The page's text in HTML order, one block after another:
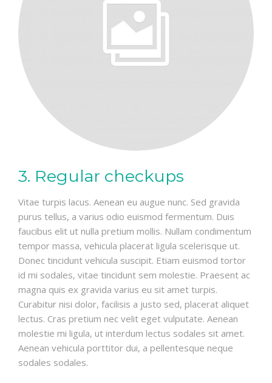
3. Regular checkups
Vitae turpis lacus. Aenean eu augue nunc. Sed gravida
purus tellus, a varius odio euismod fermentum. Duis
faucibus elit ut nulla pretium mollis. Nullam condimentum
tempor massa, vehicula placerat ligula scelerisque ut.
Donec tincidunt vehicula suscipit. Etiam euismod tortor
id mi sodales, vitae tincidunt sem molestie. Praesent ac
magna quis ex gravida varius eu sit amet turpis.
Curabitur nisi dolor, facilisis a justo sed, placerat aliquet
lectus. Cras pretium nec velit eget vulputate. Aenean
molestie mi ligula, ut interdum lectus sodales sit amet.
Aenean vehicula porttitor dui, a pellentesque neque
sodales sodales.